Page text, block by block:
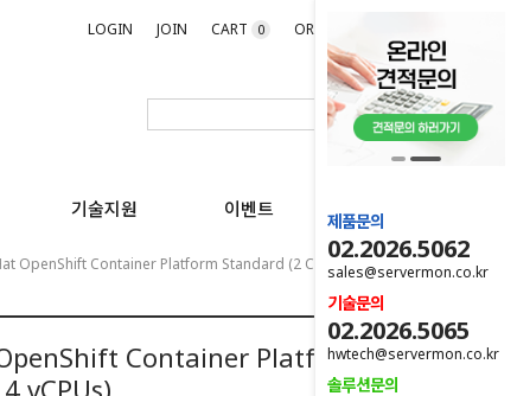
LOGIN JOIN CART 0 ORDER
기술지원 이벤트
제품문의
02.2026.5062
sales@servermon.co.kr
기술문의
02.2026.5065
hwtech@servermon.co.kr
솔루션문의
OpenShift Container Platform Standard (2 Cores Or 4 VCPUs)
Container Platform
vCPUs)